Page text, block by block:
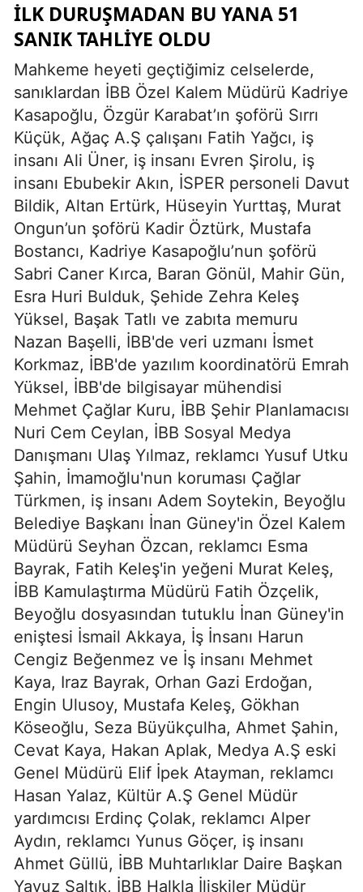
İLK DURUŞMADAN BU YANA 51
SANIK TAHLİYE OLDU
Mahkeme heyeti geçtiğimiz celselerde,
sanıklardan İBB Özel Kalem Müdürü Kadriye
Kasapoğlu, Özgür Karabat’ın şoförü Sırrı
Küçük, Ağaç A.Ş çalışanı Fatih Yağcı, iş
insanı Ali Üner, iş insanı Evren Şirolu, iş
insanı Ebubekir Akın, İSPER personeli Davut
Bildik, Altan Ertürk, Hüseyin Yurttaş, Murat
Ongun’un şoförü Kadir Öztürk, Mustafa
Bostancı, Kadriye Kasapoğlu’nun şoförü
Sabri Caner Kırca, Baran Gönül, Mahir Gün,
Esra Huri Bulduk, Şehide Zehra Keleş
Yüksel, Başak Tatlı ve zabıta memuru
Nazan Başelli, İBB'de veri uzmanı İsmet
Korkmaz, İBB'de yazılım koordinatörü Emrah
Yüksel, İBB'de bilgisayar mühendisi
Mehmet Çağlar Kuru, İBB Şehir Planlamacısı
Nuri Cem Ceylan, İBB Sosyal Medya
Danışmanı Ulaş Yılmaz, reklamcı Yusuf Utku
Şahin, İmamoğlu'nun koruması Çağlar
Türkmen, iş insanı Adem Soytekin, Beyoğlu
Belediye Başkanı İnan Güney'in Özel Kalem
Müdürü Seyhan Özcan, reklamcı Esma
Bayrak, Fatih Keleş'in yeğeni Murat Keleş,
İBB Kamulaştırma Müdürü Fatih Özçelik,
Beyoğlu dosyasından tutuklu İnan Güney'in
eniştesi İsmail Akkaya, İş İnsanı Harun
Cengiz Beğenmez ve İş insanı Mehmet
Kaya, Iraz Bayrak, Orhan Gazi Erdoğan,
Engin Ulusoy, Mustafa Keleş, Gökhan
Köseoğlu, Seza Büyükçulha, Ahmet Şahin,
Cevat Kaya, Hakan Aplak, Medya A.Ş eski
Genel Müdürü Elif İpek Atayman, reklamcı
Hasan Yalaz, Kültür A.Ş Genel Müdür
yardımcısı Erdinç Çolak, reklamcı Alper
Aydın, reklamcı Yunus Göçer, iş insanı
Ahmet Güllü, İBB Muhtarlıklar Daire Başkan
Yavuz Saltık, İBB Halkla İlişkiler Müdür